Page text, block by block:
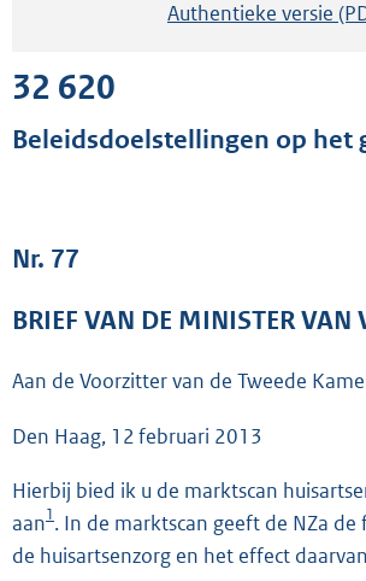
Authentieke versie
32 620
Beleidsdoelstellingen op het
Nr. 77
BRIEF VAN DE MINISTER
Aan de Voorzitter van de Tweede
Den Haag, 12 februari 2013
Hierbij bied ik u de marktscan
aan1. In de marktscan geeft de NZa
de huisartsenzorg en het effect